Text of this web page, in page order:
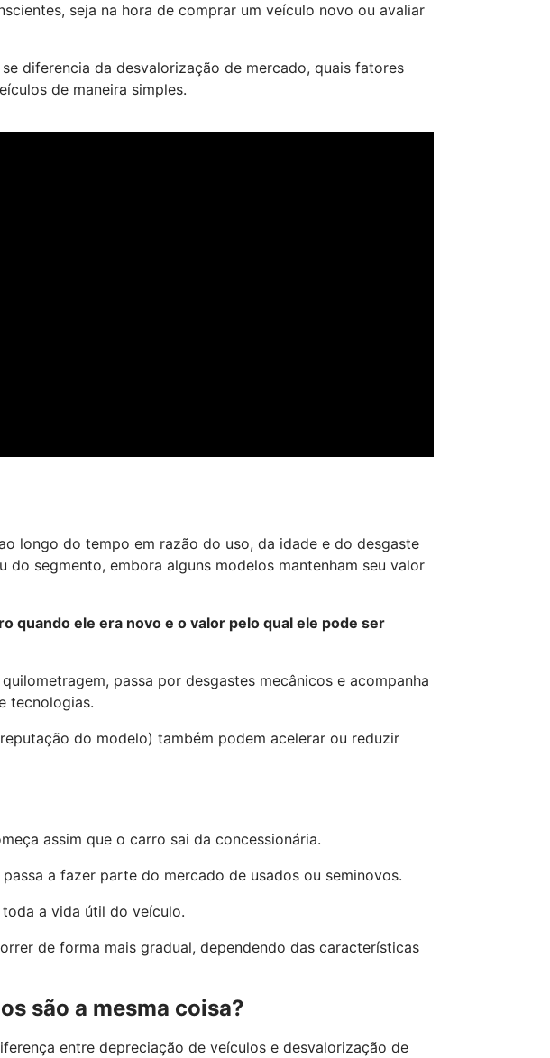
seja na hora de comprar um veículo novo ou avaliar
diferencia da desvalorização de mercado, quais fatores
de maneira simples.
longo do tempo em razão do uso, da idade e do desgaste
segmento, embora alguns modelos mantenham seu valor
quando ele era novo e o valor pelo qual ele pode ser
passa por desgastes mecânicos e acompanha
tecnologias.
do modelo) também podem acelerar ou reduzir
assim que o carro sai da concessionária.
a fazer parte do mercado de usados ou seminovos.
a vida útil do veículo.
de forma mais gradual, dependendo das características
são a mesma coisa?
entre depreciação de veículos e desvalorização de